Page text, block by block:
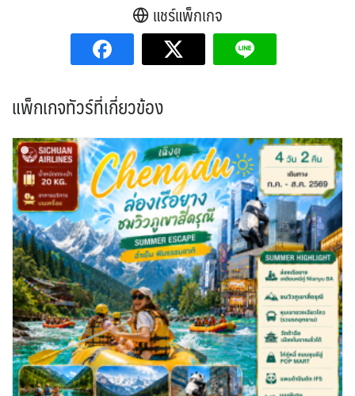
แชร์แพ็กเกจ
แพ็กเกจทัวร์ที่เกี่ยวข้อง